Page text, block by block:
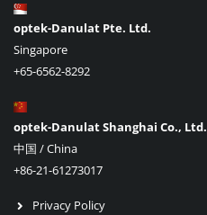
optek-Danulat Pte. Ltd.
Singapore
+65-6562-8292
optek-Danulat Shanghai Co., Ltd.
中国 / China
+86-21-61273017
Privacy Policy